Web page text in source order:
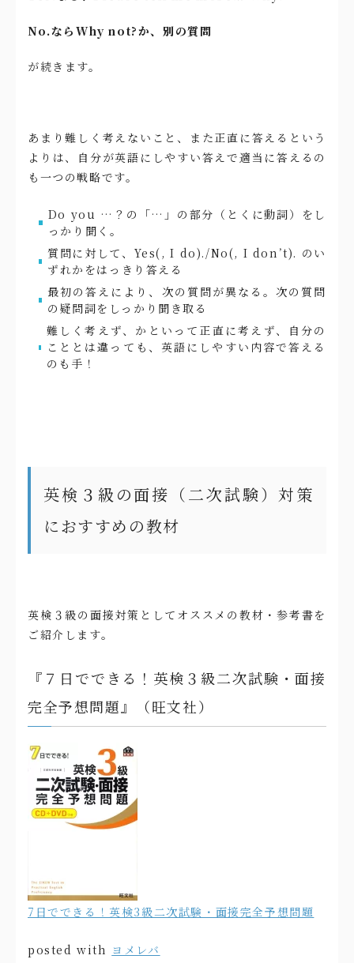
No.ならWhy not?か、別の質問
が続きます。
あまり難しく考えないこと、また正直に答えるという
よりは、自分が英語にしやすい答えで適当に答えるの
も一つの戦略です。
Do you …？の「…」の部分（とくに動詞）をし
っかり聞く。
質問に対して、Yes(, I do)./No(, I don’t). のい
ずれかをはっきり答える
最初の答えにより、次の質問が異なる。次の質問
の疑問詞をしっかり聞き取る
難しく考えず、かといって正直に考えず、自分の
こととは違っても、英語にしやすい内容で答える
のも手！
英検３級の面接（二次試験）対策
におすすめの教材
英検３級の面接対策としてオススメの教材・参考書を
ご紹介します。
『７日でできる！英検３級二次試験・面接
完全予想問題』（旺文社）
7日でできる！英検3級二次試験・面接完全予想問題
posted with ヨメレバ